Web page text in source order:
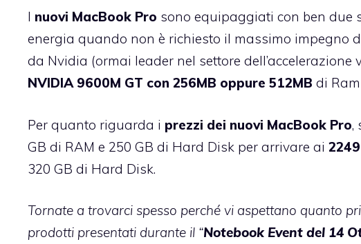
I nuovi MacBook Pro sono equipaggiati con ben due
energia quando non è richiesto il massimo impegno
da Nvidia (ormai leader nel settore dell’accelerazione
NVIDIA 9600M GT con 256MB oppure 512MB di
Per quanto riguarda i prezzi dei nuovi MacBook Pro,
GB di RAM e 250 GB di Hard Disk per arrivare ai
320 GB di Hard Disk.
Tornate a trovarci spesso perché vi aspettano quanto
prodotti presentati durante il “Notebook Event del 14